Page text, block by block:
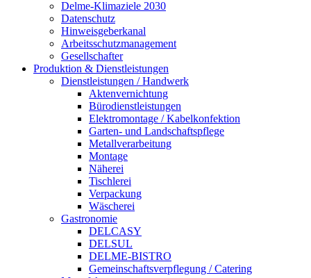
Delme-Klimaziele 2030
Datenschutz
Hinweisgeberkanal
Arbeitsschutzmanagement
Gesellschafter
Produktion & Dienstleistungen
Dienstleistungen / Handwerk
Aktenvernichtung
Bürodienstleistungen
Elektromontage / Kabelkonfektion
Garten- und Landschaftspflege
Metallverarbeitung
Montage
Näherei
Tischlerei
Verpackung
Wäscherei
Gastronomie
DELCASY
DELSUL
DELME-BISTRO
Gemeinschaftsverpflegung / Catering